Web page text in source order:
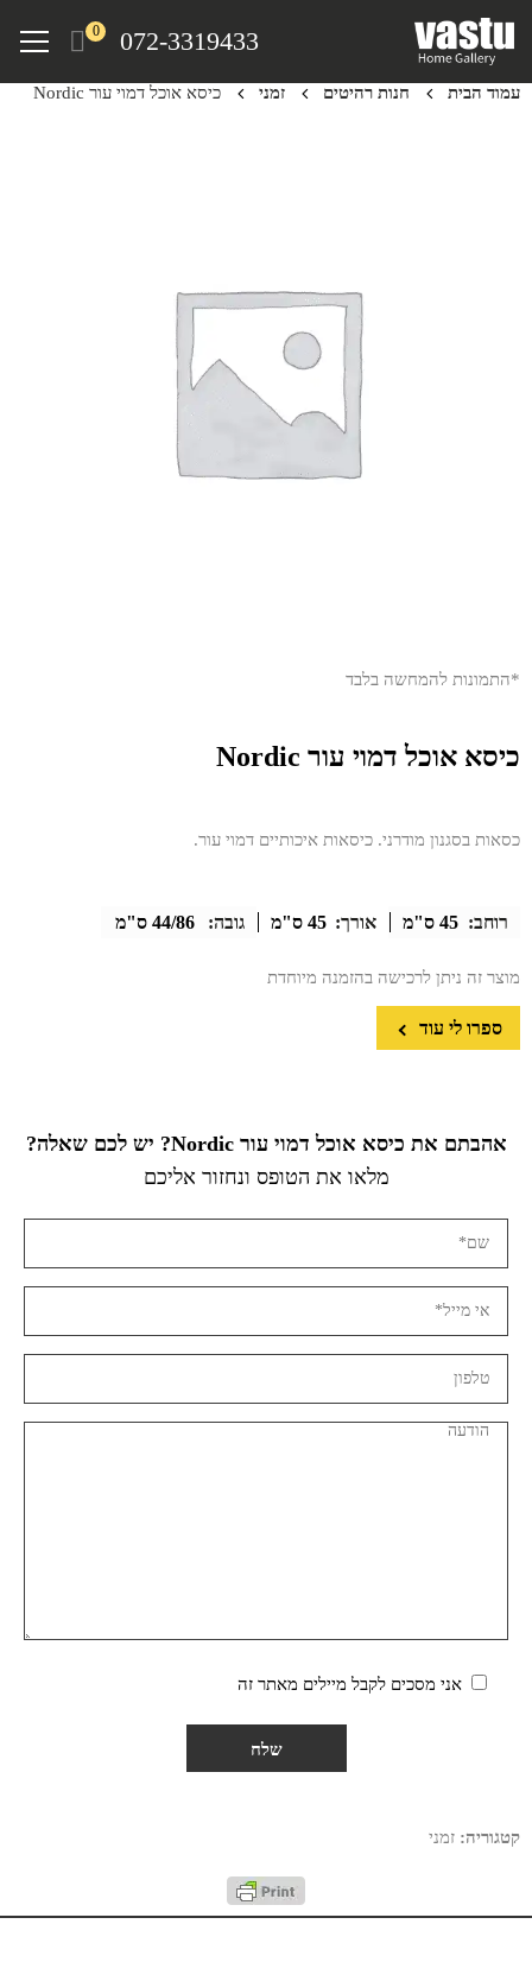
072-3319433
0
Menu
עמוד הבית חנות רהיטים זמני כיסא אוכל דמוי עור Nordic
*התמונות להמחשה בלבד
כיסא אוכל דמוי עור Nordic
כסאות בסגנון מודרני. כיסאות איכותיים דמוי עור.
רוחב: 45 ס"מ אורך: 45 ס"מ גובה: 44/86 ס"מ
מוצר זה ניתן לרכישה בהזמנה מיוחדת
ספרו לי עוד
אהבתם את כיסא אוכל דמוי עור Nordic? יש לכם שאלה?
מלאו את הטופס ונחזור אליכם
אני מסכים לקבל מיילים מאתר זה
קטגוריה: זמני